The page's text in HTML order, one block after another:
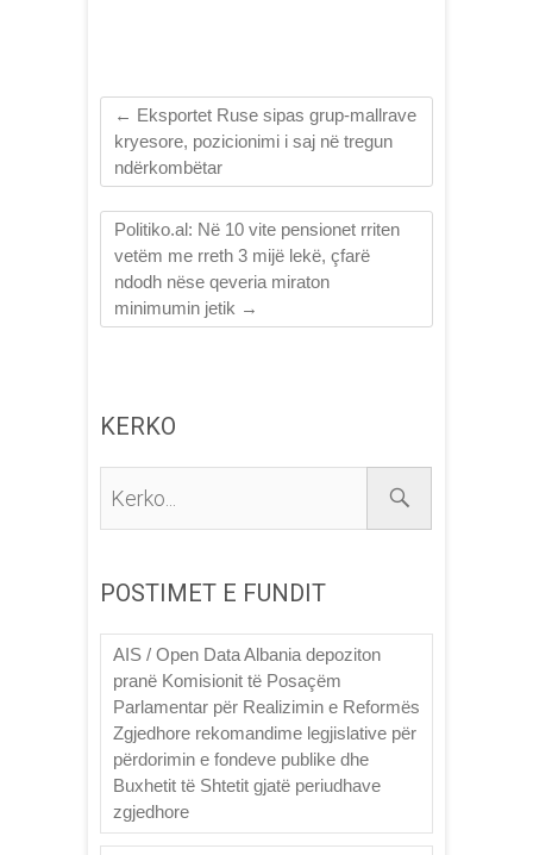
← Eksportet Ruse sipas grup-mallrave
kryesore, pozicionimi i saj në tregun
ndërkombëtar
Politiko.al: Në 10 vite pensionet rriten
vetëm me rreth 3 mijë lekë, çfarë
ndodh nëse qeveria miraton
minimumin jetik →
KERKO
POSTIMET E FUNDIT
AIS / Open Data Albania depoziton
pranë Komisionit të Posaçëm
Parlamentar për Realizimin e Reformës
Zgjedhore rekomandime legjislative për
përdorimin e fondeve publike dhe
Buxhetit të Shtetit gjatë periudhave
zgjedhore